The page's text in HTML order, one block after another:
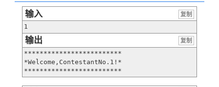
输入
复制
1
输出
复制
*************************
*Welcome,ContestantNo.1!*
*************************